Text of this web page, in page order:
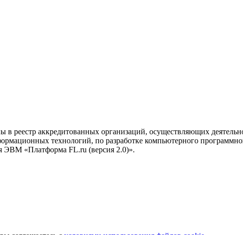
реестр аккредитованных организаций, осуществляющих
технологий, по разработке компьютерного
ЭВМ «Платформа FL.ru (версия 2.0)».